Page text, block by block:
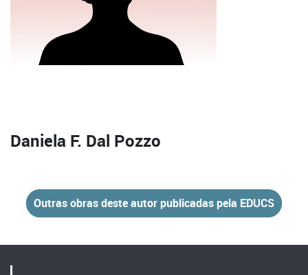
Daniela F. Dal Pozzo
Outras obras deste autor publicadas pela EDUCS